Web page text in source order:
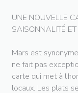
UNE NOUVELLE
SAISONNALITÉ
Mars est
ne fait pas
carte qui met à
locaux. Les plats